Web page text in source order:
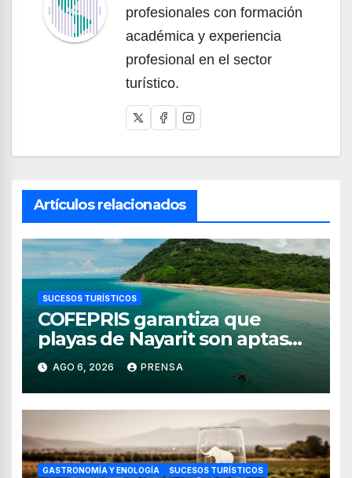
profesionales con formación
académica y experiencia
profesional en el sector
turístico.
Artículos relacionados
SUCESOS TURÍSTICOS
COFEPRIS garantiza que
playas de Nayarit son aptas
para uso recreativo
AGO 6, 2026 PRENSA
GASTRONOMÍA Y ENOLOGÍA SUCESOS TURÍSTICOS